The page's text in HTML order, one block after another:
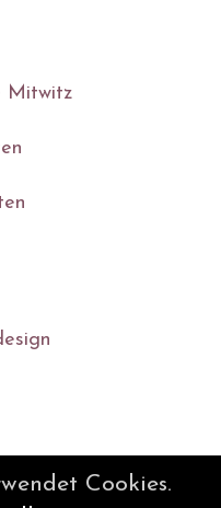
Mitwitz
Cookies.